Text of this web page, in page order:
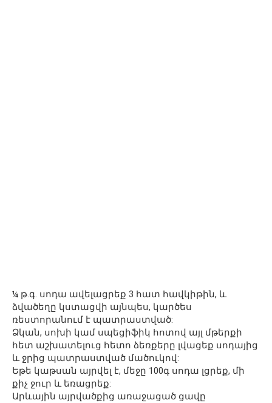
¼ թ.գ. սոդա ավելացրեք 3 հատ հավկիթին, և
ձվածեղը կստացվի այնպես, կարծես
ռեստորանում է պատրաստված:
Ձկան, սոխի կամ սպեցիֆիկ հոտով այլ մթերքի
հետ աշխատելուց հետո ձեռքերը լվացեք սոդայից
և ջրից պատրաստված մածուկով:
Եթե կաթսան այրվել է, մեջը 100գ սոդա լցրեք, մի
քիչ ջուր և եռացրեք:
Արևային այրվածքից առաջացած ցավը